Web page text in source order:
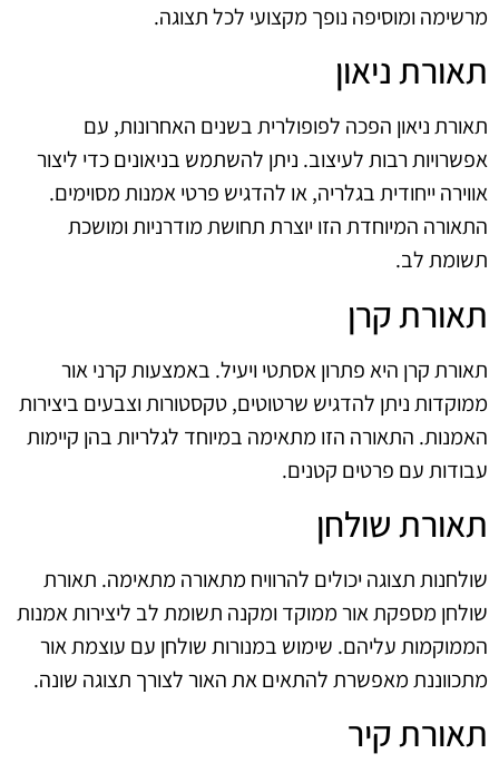
מרשימה ומוסיפה נופך מקצועי לכל תצוגה.
תאורת ניאון
תאורת ניאון הפכה לפופולרית בשנים האחרונות, עם
אפשרויות רבות לעיצוב. ניתן להשתמש בניאונים כדי ליצור
אווירה ייחודית בגלריה, או להדגיש פרטי אמנות מסוימים.
התאורה המיוחדת הזו יוצרת תחושת מודרניות ומושכת
תשומת לב.
תאורת קרן
תאורת קרן היא פתרון אסתטי ויעיל. באמצעות קרני אור
ממוקדות ניתן להדגיש שרטוטים, טקסטורות וצבעים ביצירות
האמנות. התאורה הזו מתאימה במיוחד לגלריות בהן קיימות
עבודות עם פרטים קטנים.
תאורת שולחן
שולחנות תצוגה יכולים להרוויח מתאורה מתאימה. תאורת
שולחן מספקת אור ממוקד ומקנה תשומת לב ליצירות אמנות
הממוקמות עליהם. שימוש במנורות שולחן עם עוצמת אור
מתכווננת מאפשרת להתאים את האור לצורך תצוגה שונה.
תאורת קיר